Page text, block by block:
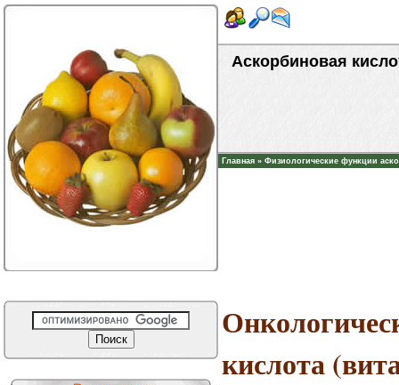
Аскорбиновая
Главная » Физиологические функции
кислота